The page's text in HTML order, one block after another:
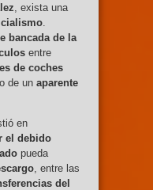
, exista una
bancada de la
entre
de coches
de un aparente
en
el debido
pueda
, entre las
del